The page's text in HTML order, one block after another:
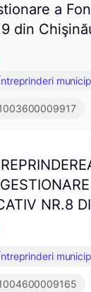
a
din
NR.8